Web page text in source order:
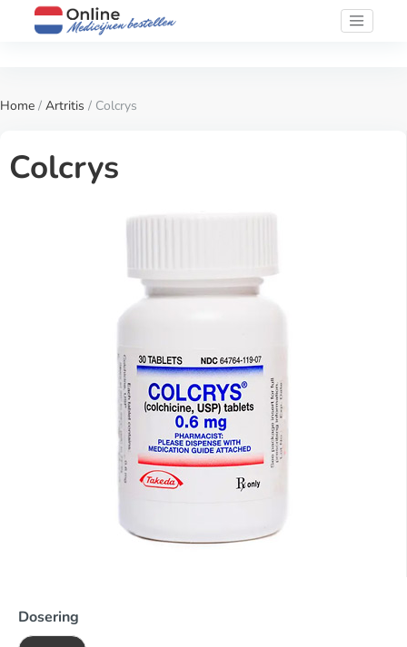
Home / Artritis / Colcrys
Colcrys
Dosering